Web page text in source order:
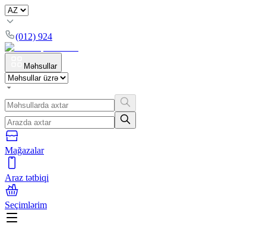
(012) 924
Məhsullar
Mağazalar
Araz tətbiqi
Seçimlərim